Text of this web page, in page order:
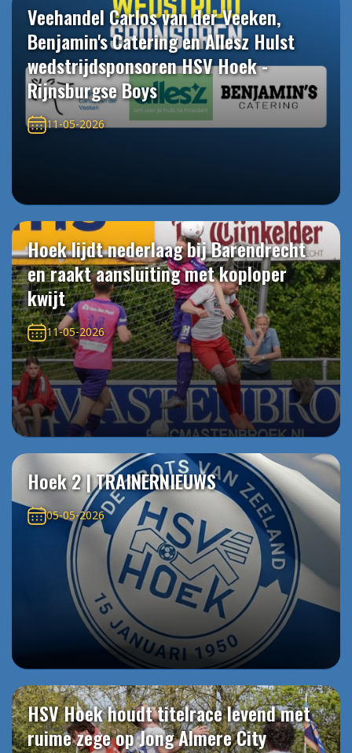
Veehandel Carlos van der Veeken,
Benjamin's Catering en Allesz Hulst
wedstrijdsponsoren HSV Hoek -
Rijnsburgse Boys
11-05-2026
Hoek lijdt nederlaag bij Barendrecht
en raakt aansluiting met koploper
kwijt
11-05-2026
Hoek 2 | TRAINERNIEUWS
05-05-2026
HSV Hoek houdt titelrace levend met
ruime zege op Jong Almere City